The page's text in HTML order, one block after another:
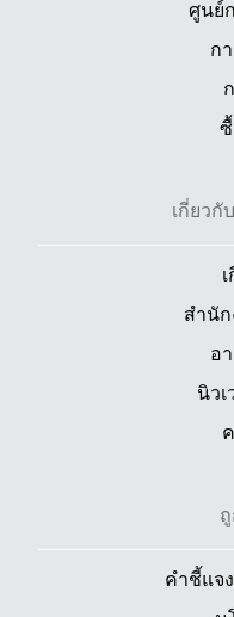
ศูนย์
ก
เกี่ยวกั
สำนั
อ
นิว
คำชี้แจ